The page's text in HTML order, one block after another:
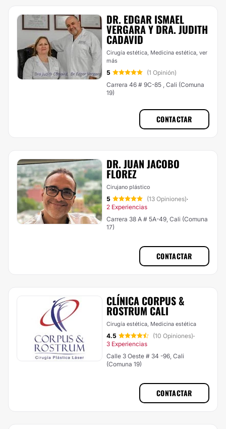
DR. EDGAR ISMAEL
VERGARA Y DRA. JUDITH
CADAVID
Cirugía estética, Medicina estética, ver
más
5
(1 Opinión)
Carrera 46 # 9C-85 , Cali (Comuna
19)
CONTACTAR
DR. JUAN JACOBO
FLOREZ
Cirujano plástico
5 (13 Opiniones)·
2 Experiencias
Carrera 38 A # 5A-49, Cali (Comuna
17)
CONTACTAR
CLÍNICA CORPUS &
ROSTRUM CALI
Cirugía estética, Medicina estética
4.5 (10 Opiniones)·
3 Experiencias
Calle 3 Oeste # 34 -96, Cali
(Comuna 19)
CONTACTAR